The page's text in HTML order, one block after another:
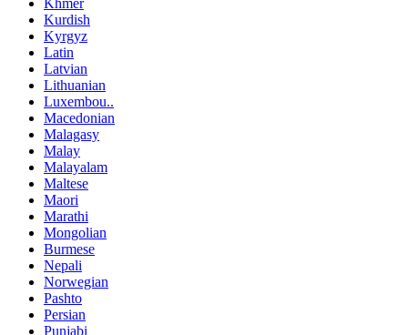
Kurdish
Kyrgyz
Latin
Latvian
Lithuanian
Luxembou..
Macedonian
Malagasy
Malay
Malayalam
Maltese
Maori
Marathi
Mongolian
Burmese
Nepali
Norwegian
Pashto
Persian
Punjabi